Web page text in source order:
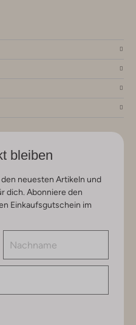
bleiben
neuesten Artikeln und
dich. Abonniere den
Einkaufsgutschein im